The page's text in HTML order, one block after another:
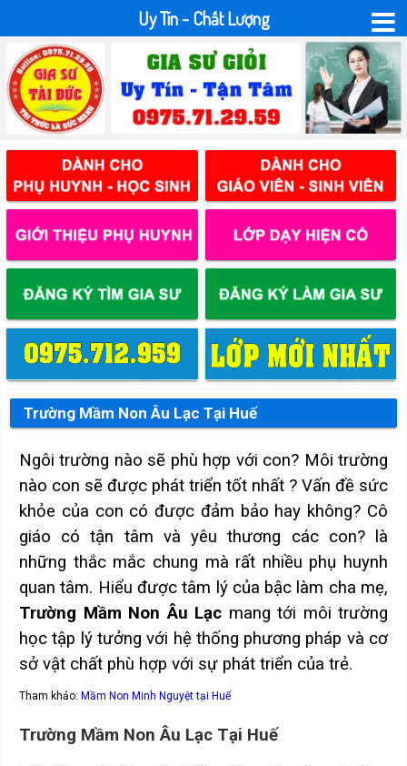
Trường Mầm Non Âu Lạc Tại Huế
Ngôi trường nào sẽ phù hợp với con? Môi trường
nào con sẽ được phát triển tốt nhất ? Vấn đề sức
khỏe của con có được đảm bảo hay không? Cô
giáo có tận tâm và yêu thương các con? là
những thắc mắc chung mà rất nhiều phụ huynh
quan tâm. Hiểu được tâm lý của bậc làm cha mẹ,
Trường Mầm Non Âu Lạc mang tới môi trường
học tập lý tưởng với hệ thống phương pháp và cơ
sở vật chất phù hợp với sự phát triển của trẻ.
Tham khảo: Mầm Non Minh Nguyệt tại Huế
Trường Mầm Non Âu Lạc Tại Huế
Uy Tín - Chất Lượng